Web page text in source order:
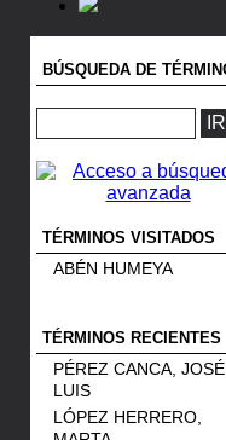
BÚSQUEDA DE
TÉRMINOS VISITADOS
ABÉN HUMEYA
TÉRMINOS RECIENTES
PÉREZ CANCA, JOSÉ
LUIS
LÓPEZ HERRERO,